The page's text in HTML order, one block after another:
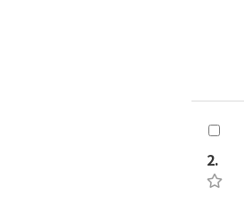
2.